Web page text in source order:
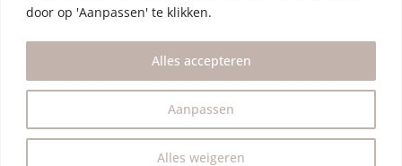
door op 'Aanpassen' te klikken.
Aanpassen
Alles weigeren
Alles accepteren